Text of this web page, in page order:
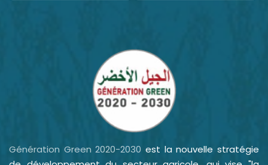
Génération Green 2020-2030 est la nouvelle stratégie